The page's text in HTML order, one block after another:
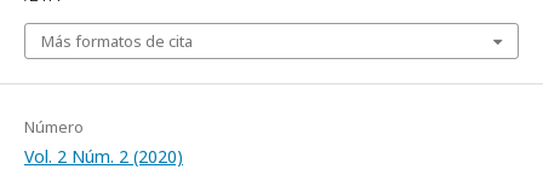
Más formatos de cita
Número
Vol. 2 Núm. 2 (2020)